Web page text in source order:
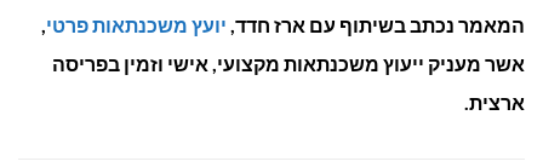
המאמר נכתב בשיתוף עם ארז חדד, יועץ משכנתאות פרטי,
אשר מעניק ייעוץ משכנתאות מקצועי, אישי וזמין בפריסה
ארצית.